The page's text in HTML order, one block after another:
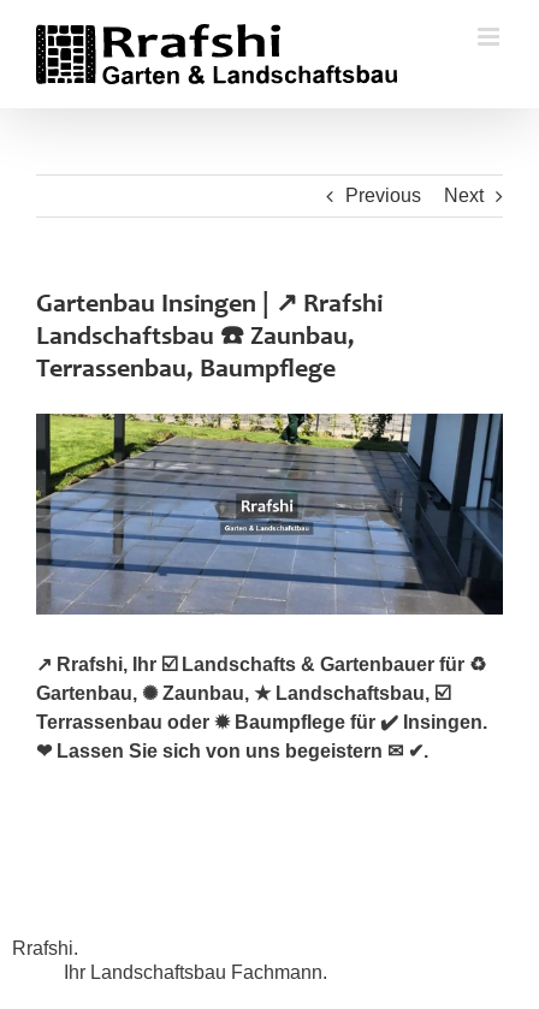
content
Previous Next
Gartenbau Insingen | ↗️ Rrafshi
Landschaftsbau ☎️ Zaunbau,
Terrassenbau, Baumpflege
↗️ Rrafshi, Ihr ☑️ Landschafts & Gartenbauer für ♻
Gartenbau, ✺ Zaunbau, ★ Landschaftsbau, ☑️
Terrassenbau oder ✹ Baumpflege für ✔️ Insingen.
❤ Lassen Sie sich von uns begeistern ✉ ✔.
Rrafshi.
Ihr Landschaftsbau Fachmann.